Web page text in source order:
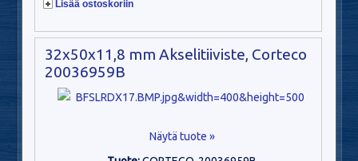
Lisää ostoskoriin
32x50x11,8 mm Akselitiiviste, Corteco
20036959B
Näytä tuote »